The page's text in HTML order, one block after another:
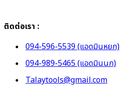
ติดต่อเรา :
094-596-5539 (แอดมินหยก)
094-989-5465 (แอดมินนก)
Talaytools@gmail.com